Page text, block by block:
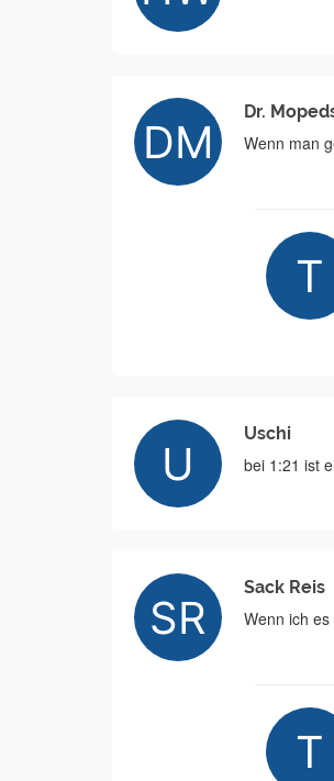
Dr.
Wenn man
Uschi
bei 1:21 ist
Sack Reis
Wenn ich